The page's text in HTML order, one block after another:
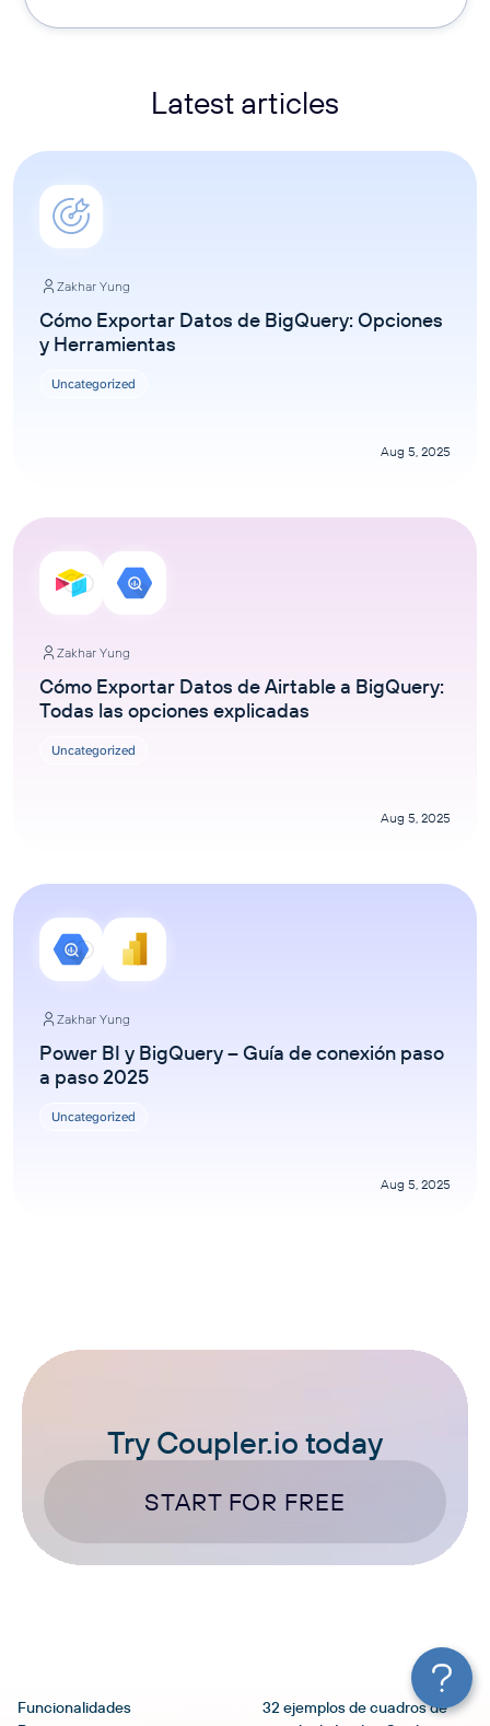
Latest articles
Zakhar Yung
Cómo Exportar Datos de BigQuery: Opciones
y Herramientas
Uncategorized
Aug 5, 2025
Zakhar Yung
Cómo Exportar Datos de Airtable a BigQuery:
Todas las opciones explicadas
Uncategorized
Aug 5, 2025
Zakhar Yung
Power BI y BigQuery – Guía de conexión paso
a paso 2025
Uncategorized
Aug 5, 2025
Try Coupler.io today
START FOR FREE
Funcionalidades
32 ejemplos de cuadros de